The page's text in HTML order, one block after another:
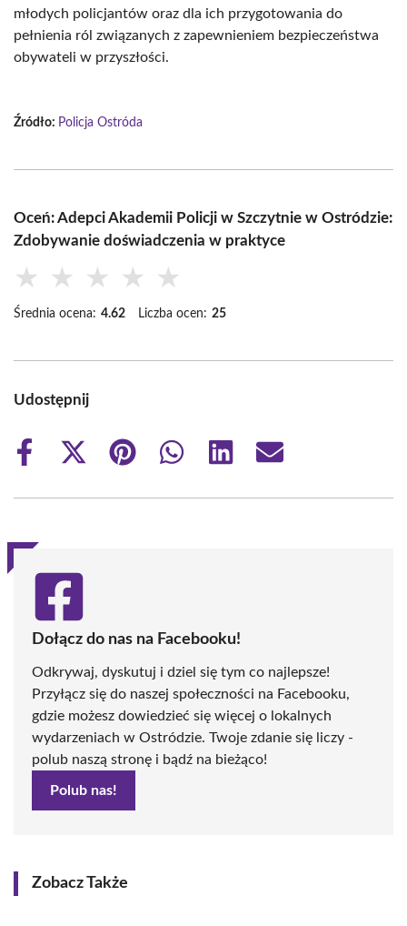
młodych policjantów oraz dla ich przygotowania do
pełnienia ról związanych z zapewnieniem bezpieczeństwa
obywateli w przyszłości.
Źródło: Policja Ostróda
Oceń: Adepci Akademii Policji w Szczytnie w Ostródzie:
Zdobywanie doświadczenia w praktyce
★ ★ ★ ★ ★
Średnia ocena: 4.62 Liczba ocen: 25
Udostępnij
Share
Share
(Twitter)
Share
Share
Share
Share
Dołącz do nas na Facebooku!
Odkrywaj, dyskutuj i dziel się tym co najlepsze!
Przyłącz się do naszej społeczności na Facebooku,
gdzie możesz dowiedzieć się więcej o lokalnych
wydarzeniach w Ostródzie. Twoje zdanie się liczy -
polub naszą stronę i bądź na bieżąco!
Polub nas!
Zobacz Także